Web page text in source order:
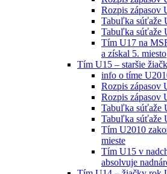
Rozpis zápasov
Tabuľka súťaže
Tabuľka súťaže
Tím U17 na
a získal 5. miesto
Tím U15 – staršie
info o tíme
Rozpis zápasov
Rozpis zápasov
Tabuľka súťaže
Tabuľka súťaže
Tím U2010
mieste
Tím U15 v
absolvuje